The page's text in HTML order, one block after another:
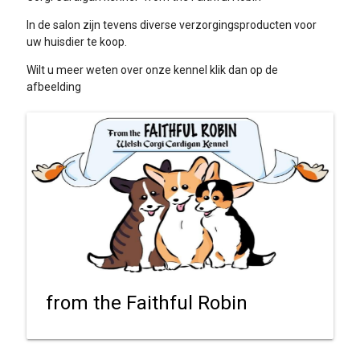
In de salon zijn tevens diverse verzorgingsproducten voor
uw huisdier te koop.
Wilt u meer weten over onze kennel klik dan op de
afbeelding
from the Faithful Robin